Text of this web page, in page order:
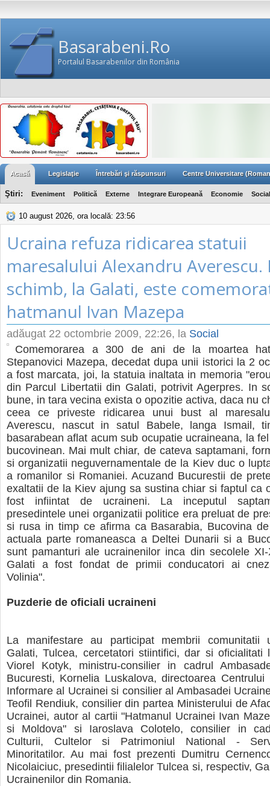
Basarabeni.Ro
Portalul Basarabenilor din România
Acasă Legislaţie Întrebări şi răspunsuri Centre Universitare
Ştiri: Eveniment Politică Externe Integrare Europeană Economie Social
10 august 2026, ora locală: 23:56
Ucraina refuza ridicarea statuii
maresalului Alexandru Averescu.
schimb, la Galati, este
hatmanul Ivan Mazepa
adăugat 22 octombrie 2009, 22:26, la Social
Comemorarea a 300 de ani de la moartea
Stepanovici Mazepa, decedat dupa unii istorici la 2
a fost marcata, joi, la statuia inaltata in memoria
din Parcul Libertatii din Galati, potrivit Agerpres. In
bune, in tara vecina exista o opozitie activa, daca nu
ceea ce priveste ridicarea unui bust al
Averescu, nascut in satul Babele, langa Ismail,
basarabean aflat acum sub ocupatie ucraineana, la
bucovinean. Mai mult chiar, de cateva saptamani,
si organizatii neguvernamentale de la Kiev duc o
a romanilor si Romaniei. Acuzand Bucurestii de
exaltatii de la Kiev ajung sa sustina chiar si faptul ca
fost infiintat de ucraineni. La inceputul
presedintele unei organizatii politice era preluat de
si rusa in timp ce afirma ca Basarabia, Bucovina
actuala parte romaneasca a Deltei Dunarii si a
sunt pamanturi ale ucrainenilor inca din secolele
Galati a fost fondat de primii conducatori ai
Volinia".
Puzderie de oficiali ucraineni
La manifestare au participat membrii comunitatii
Galati, Tulcea, cercetatori stiintifici, dar si
Viorel Kotyk, ministru-consilier in cadrul
Bucuresti, Kornelia Luskalova, directoarea
Informare al Ucrainei si consilier al Ambasadei
Teofil Rendiuk, consilier din partea Ministerului de
Ucrainei, autor al cartii "Hatmanul Ucrainei Ivan
si Moldova" si Iaroslava Colotelo, consilier in
Culturii, Cultelor si Patrimoniul National -
Minoritatilor. Au mai fost prezenti Dumitru
Nicolaiciuc, presedintii filialelor Tulcea si, respectiv,
Ucrainenilor din Romania.